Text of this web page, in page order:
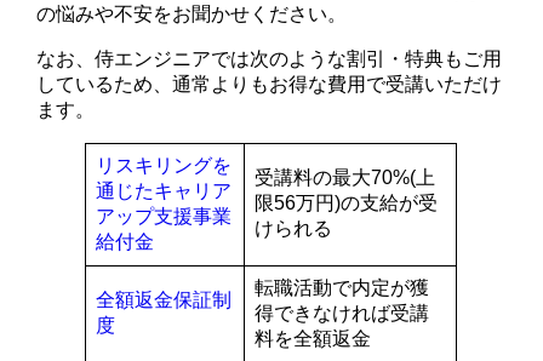
の悩みや不安をお聞かせください。
なお、侍エンジニアでは次のような割引・特典もご用
しているため、通常よりもお得な費用で受講いただけ
ます。
リスキリングを
通じたキャリア
アップ支援事業
給付金
受講料の最大70%(上
限56万円)の支給が受
けられる
全額返金保証制
度
転職活動で内定が獲
得できなければ受講
料を全額返金